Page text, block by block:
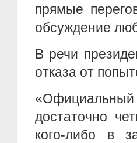
прямые
обсуждение
В речи
отказа от
достаточно
кого-либо в